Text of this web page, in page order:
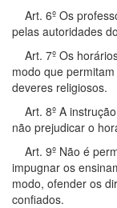
Art. 6º Os
pelas autoridades
Art. 7º Os
modo que
deveres religiosos.
Art. 8º A
não prejudicar o
Art. 9º Não é
impugnar os
modo, ofender os
confiados.